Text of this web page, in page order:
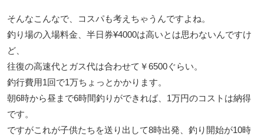
そんなこんなで、コスパも考えちゃうんですよね。
釣り場の入場料金、半日券¥4000は高いとは思わないんですけ
ど、
往復の高速代とガス代は合わせて￥6500ぐらい。
釣行費用1回で1万ちょっとかかります。
朝6時から昼まで6時間釣りができれば、1万円のコストは納得
です。
ですがこれが子供たちを送り出して8時出発、釣り開始が10時